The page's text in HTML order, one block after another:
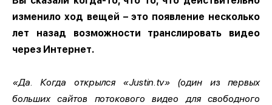
изменило ход вещей – это появление несколько
лет назад возможности транслировать видео
через Интернет.
«Да. Когда открылся «Justin.tv» (один из первых
больших сайтов потокового видео для свободного